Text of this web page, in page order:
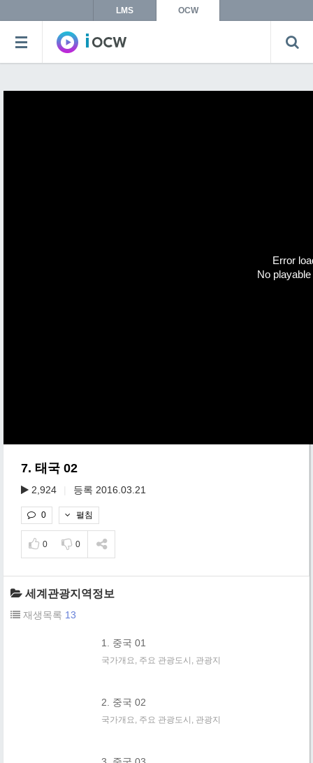
LMS OCW
Error
No
7. 태국 02
2,924 등록 2016.03.21
0 펼침
0 0
세계관광지역정보
재생목록 13
1. 중국 01
국가개요, 주요 관광도시, 관광지
2. 중국 02
국가개요, 주요 관광도시, 관광지